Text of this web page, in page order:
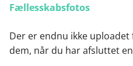
Fællesskabsfotos
Der er endnu ikke
dem, når du har afsluttet